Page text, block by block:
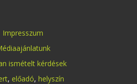
Impresszum
ismételt kérdések
, előadó, helyszín